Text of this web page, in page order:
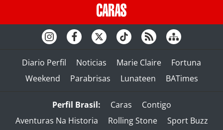
Diario Perfil Noticias Marie Claire
Fortuna
Weekend
Parabrisas Lunateen BATimes
Perfil Brasil: Caras
Contigo
Aventuras Na Historia
Rolling Stone
Sport Buzz